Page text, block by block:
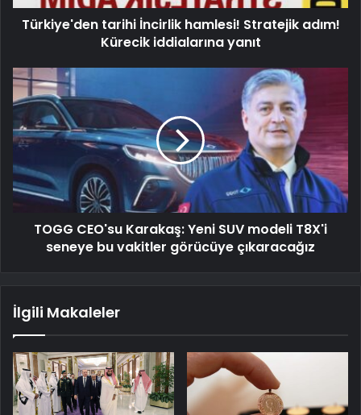
Türkiye'den tarihi İncirlik hamlesi! Stratejik adım!
Kürecik iddialarına yanıt
TOGG CEO'su Karakaş: Yeni SUV modeli T8X'i
seneye bu vakitler görücüye çıkaracağız
İlgili Makaleler